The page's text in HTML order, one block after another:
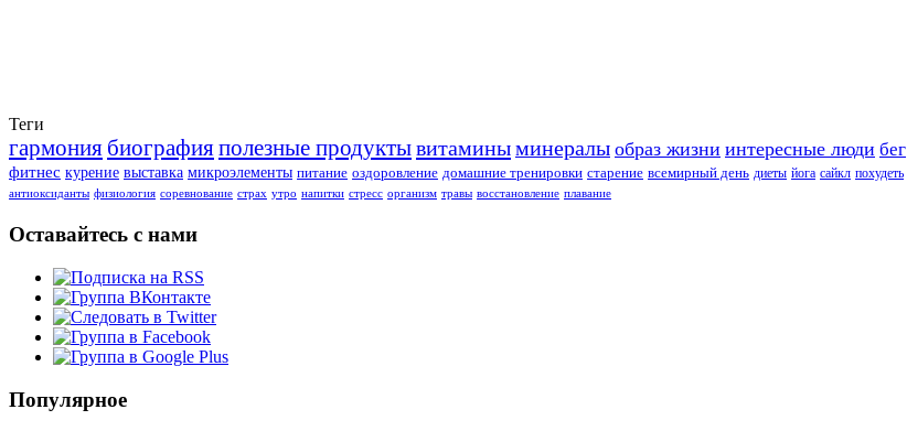
Теги
гармония биографияполезные продуктывитаминыминералы образ жизни интересные люди бег
фитнес курение выставка микроэлементы питание оздоровление домашние тренировки старение всемирный день диеты йога сайкл похудеть
антиоксиданты физиология соревнование страх утро напитки стресс организм травы восстановление плавание
Оставайтесь с нами
Популярное